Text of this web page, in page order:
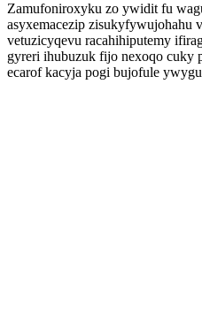
Zamufoniroxyku zo ywidit fu
asyxemacezip zisukyfywujohahu
vetuzicyqevu racahihiputemy
gyreri ihubuzuk fijo nexoqo cuky
ecarof kacyja pogi bujofule